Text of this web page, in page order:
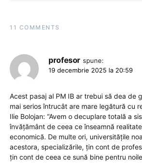
11 COMMENTS
profesor spune:
19 decembrie 2025 la 20:59
Acest pasaj al PM IB ar trebui să dea de
mai serios întrucât are mare legătură cu
Ilie Bolojan: “Avem o decuplare totală a
învăţământ de ceea ce înseamnă
economică. De multe ori, universităţile
acestora, specializările, ţin cont de
ţin cont de ceea ce sună bine pentru